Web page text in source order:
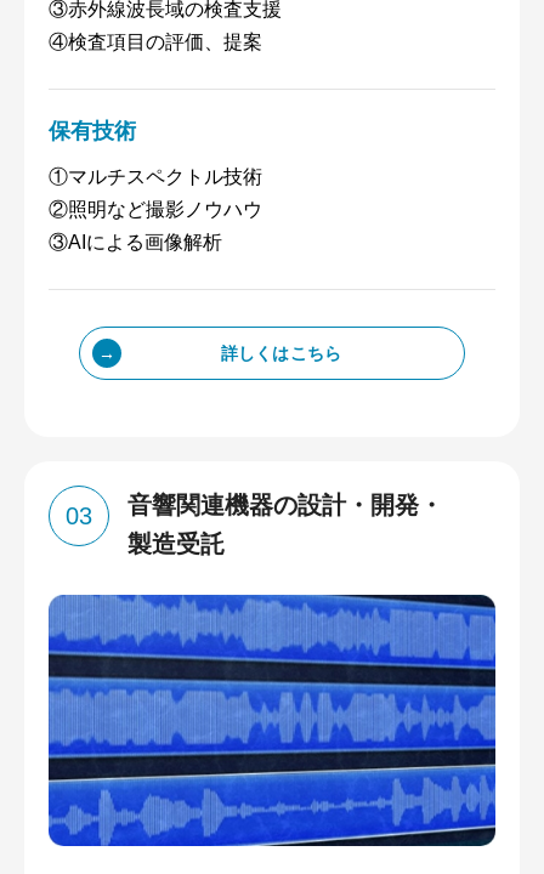
③赤外線波長域の検査支援
④検査項目の評価、提案
保有技術
①マルチスペクトル技術
②照明など撮影ノウハウ
③AIによる画像解析
詳しくはこちら
03
⾳響関連機器の設計・開発・
製造受託